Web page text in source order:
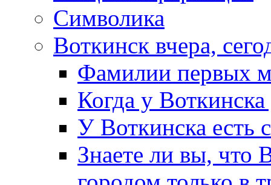
Символика
Воткинск вчера,
Фамилии первых
Когда у
У Воткинска есть
Знаете ли вы, что